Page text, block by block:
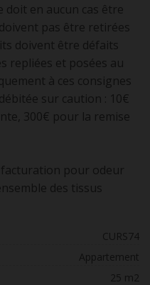
doit en aucun cas être
pas être retirées
doivent être défaits
repliées et posées au
à ces consignes
sur caution : 10€
300€ pour la remise
facturation pour odeur
des tissus
CURS74
Appartement
25 m2